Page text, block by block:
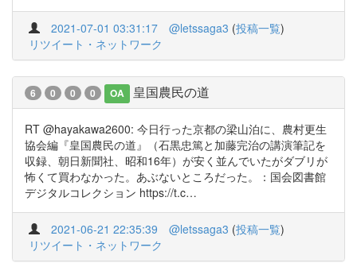
2021-07-01 03:31:17 @letssaga3 (投稿一覧)
リツイート・ネットワーク
6 0 0 0 OA 皇国農民の道
RT @hayakawa2600: 今日行った京都の梁山泊に、農村更生
協会編『皇国農民の道』（石黒忠篤と加藤完治の講演筆記を
収録、朝日新聞社、昭和16年）が安く並んでいたがダブリが
怖くて買わなかった。あぶないところだった。：国会図書館
デジタルコレクション https://t.c…
2021-06-21 22:35:39 @letssaga3 (投稿一覧)
リツイート・ネットワーク